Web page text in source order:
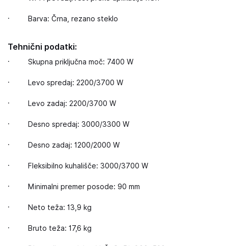
· Barva: Črna, rezano steklo
Tehnični podatki:
· Skupna priključna moč: 7400 W
· Levo spredaj: 2200/3700 W
· Levo zadaj: 2200/3700 W
· Desno spredaj: 3000/3300 W
· Desno zadaj: 1200/2000 W
· Fleksibilno kuhališče: 3000/3700 W
· Minimalni premer posode: 90 mm
· Neto teža: 13,9 kg
· Bruto teža: 17,6 kg